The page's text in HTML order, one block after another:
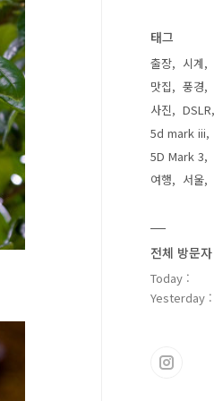
태그
출장 시계
맛집
풍경
사진
DSLR
5d mark iii
5D Mark 3
여행
서울
전체 방문자
Today :
Yesterday :